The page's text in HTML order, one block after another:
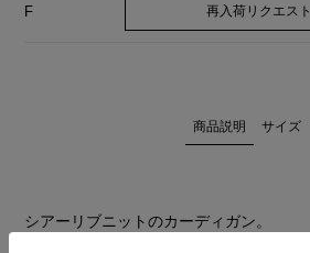
F 再入荷リクエスト
商品説明 サイズ
シアーリブニットのカーディガン。